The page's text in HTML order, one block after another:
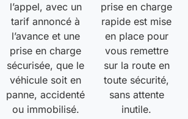
l’appel, avec un
tarif annoncé à
l’avance et une
prise en charge
sécurisée, que le
véhicule soit en
panne, accidenté
ou immobilisé.
prise en charge
rapide est mise
en place pour
vous remettre
sur la route en
toute sécurité,
sans attente
inutile.